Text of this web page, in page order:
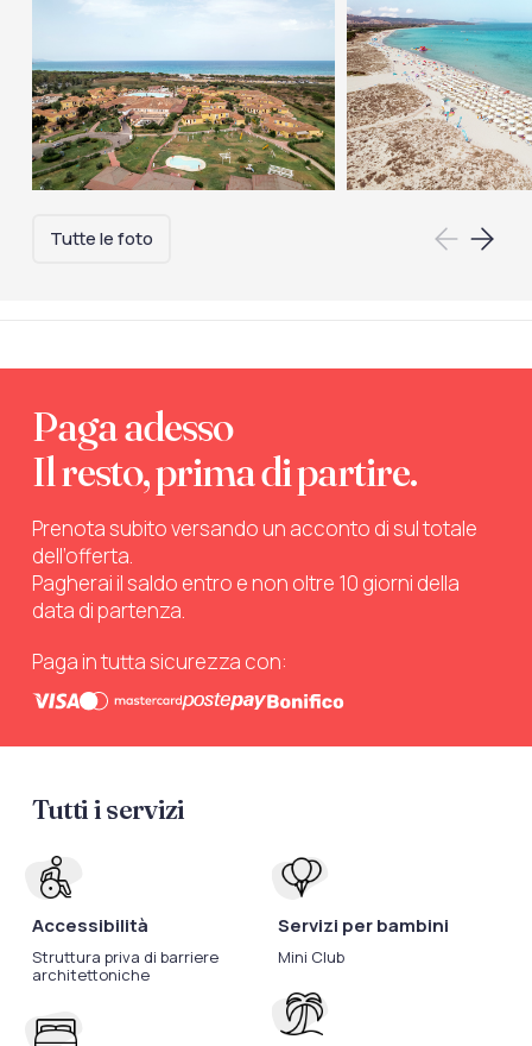
Tutte le foto
Paga adesso
Il resto, prima di partire.
Prenota subito versando un acconto di sul totale
dell’offerta.
Pagherai il saldo entro e non oltre 10 giorni della
data di partenza.
Paga in tutta sicurezza con:
Tutti i servizi
Accessibilità
Struttura priva di barriere
architettoniche
Servizi per bambini
Mini Club